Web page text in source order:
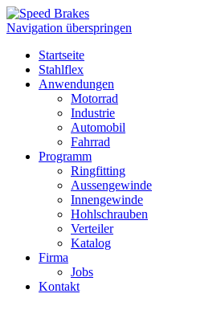
Navigation überspringen
Startseite
Stahlflex
Anwendungen
Motorrad
Industrie
Automobil
Fahrrad
Programm
Ringfitting
Aussengewinde
Innengewinde
Hohlschrauben
Verteiler
Katalog
Firma
Jobs
Kontakt